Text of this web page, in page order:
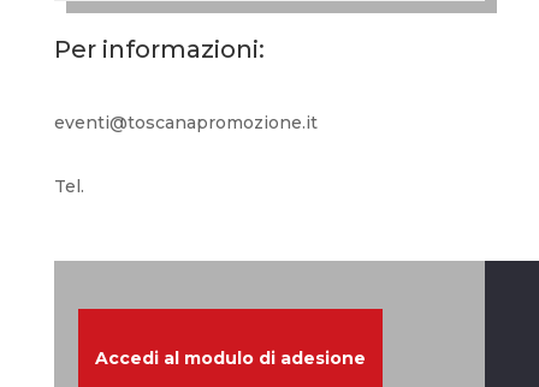
Per informazioni:
eventi@toscanapromozione.it
Tel.
Accedi al modulo di adesione